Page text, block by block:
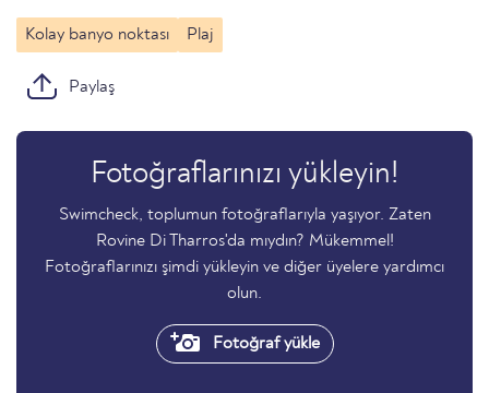
Kolay banyo noktası Plaj
Paylaş
Fotoğraflarınızı yükleyin!
Swimcheck, toplumun fotoğraflarıyla yaşıyor. Zaten
Rovine Di Tharros'da mıydın? Mükemmel!
Fotoğraflarınızı şimdi yükleyin ve diğer üyelere yardımcı
olun.
Fotoğraf yükle